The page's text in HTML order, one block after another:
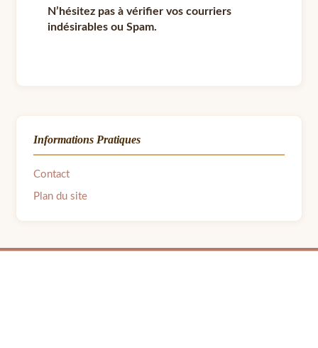
N’hésitez pas à vérifier vos courriers
indésirables ou Spam.
Informations Pratiques
Contact
Plan du site